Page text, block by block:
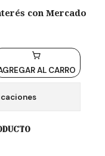
con Mercado
AL CARRO